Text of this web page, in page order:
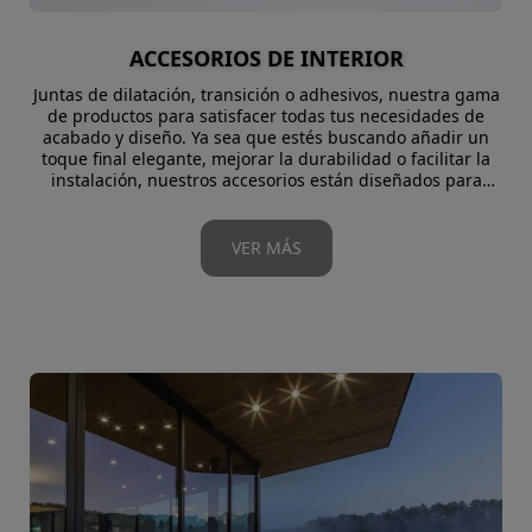
ACCESORIOS DE INTERIOR
Juntas de dilatación, transición o adhesivos, nuestra gama
de productos para satisfacer todas tus necesidades de
acabado y diseño. Ya sea que estés buscando añadir un
toque final elegante, mejorar la durabilidad o facilitar la
instalación, nuestros accesorios están diseñados para
VER MÁS